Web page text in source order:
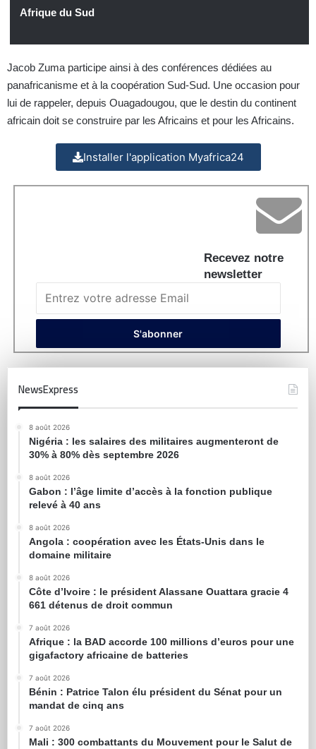
Afrique du Sud
Jacob Zuma participe ainsi à des conférences dédiées au
panafricanisme et à la coopération Sud-Sud. Une occasion pour
lui de rappeler, depuis Ouagadougou, que le destin du continent
africain doit se construire par les Africains et pour les Africains.
Installer l'application Myafrica24
Recevez notre
newsletter
NewsExpress
8 août 2026
Nigéria : les salaires des militaires augmenteront de
30% à 80% dès septembre 2026
8 août 2026
Gabon : l’âge limite d’accès à la fonction publique
relevé à 40 ans
8 août 2026
Angola : coopération avec les États-Unis dans le
domaine militaire
8 août 2026
Côte d’Ivoire : le président Alassane Ouattara gracie 4
661 détenus de droit commun
7 août 2026
Afrique : la BAD accorde 100 millions d’euros pour une
gigafactory africaine de batteries
7 août 2026
Bénin : Patrice Talon élu président du Sénat pour un
mandat de cinq ans
7 août 2026
Mali : 300 combattants du Mouvement pour le Salut de